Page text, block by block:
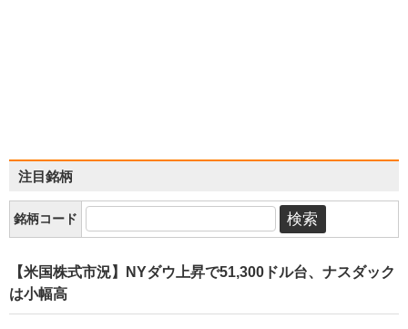
注目銘柄
銘柄コード
【米国株式市況】NYダウ上昇で51,300ドル台、ナスダック
は小幅高